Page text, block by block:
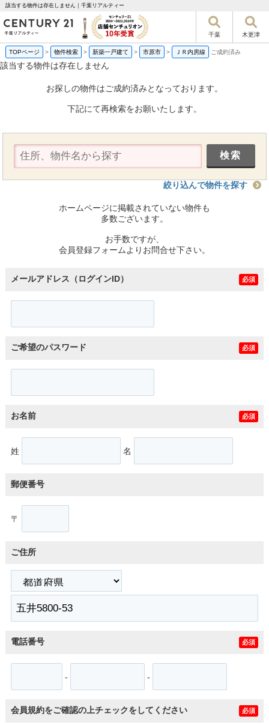
該当する物件は存在しません｜千葉リアルティー
千葉 木更津
TOPページ > 物件検索 > 新築一戸建て > 市原市 > ＪＲ内房線 ご成約済み
該当する物件は存在しません
お探しの物件はご成約済みとなっております。
下記にて再検索をお願いたします。
絞り込んで物件を探す
ホームページに掲載されていない物件も
多数ございます。
お手数ですが、
会員登録フォームよりお問合せ下さい。
メールアドレス（ログインID） 必須
ご希望のパスワード 必須
お名前 必須
姓 名
郵便番号
〒
ご住所
電話番号 必須
- -
会員規約をご確認の上チェックをしてください 必須